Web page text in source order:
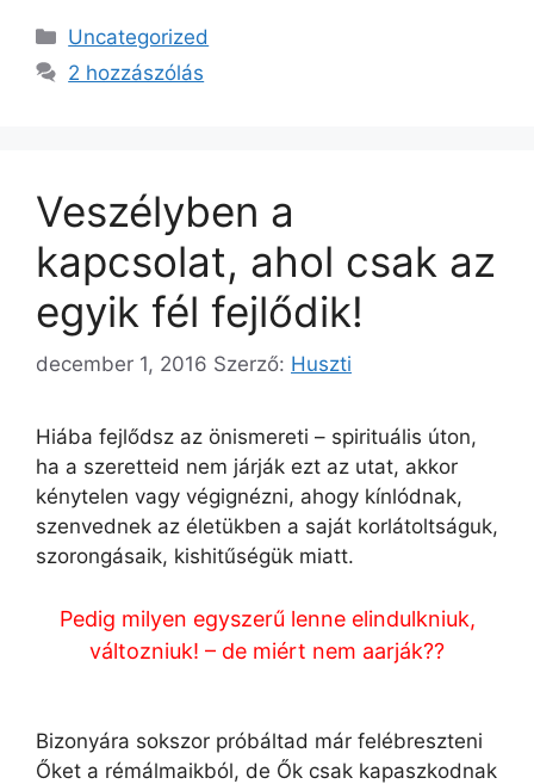
Kategória
Uncategorized
2 hozzászólás
Veszélyben a
kapcsolat, ahol csak az
egyik fél fejlődik!
december 1, 2016 Szerző: Huszti
Hiába fejlődsz az önismereti – spirituális úton,
ha a szeretteid nem járják ezt az utat, akkor
kénytelen vagy végignézni, ahogy kínlódnak,
szenvednek az életükben a saját korlátoltságuk,
szorongásaik, kishitűségük miatt.
Pedig milyen egyszerű lenne elindulkniuk,
változniuk! – de miért nem aarják??
Bizonyára sokszor próbáltad már felébreszteni
Őket a rémálmaikból, de Ők csak kapaszkodnak